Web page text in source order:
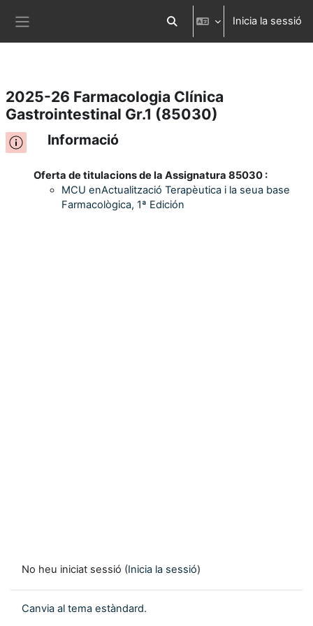
Ves al contingut principal Commuta l'entrada de la cerca
Inicia la sessió
2025-26 Farmacologia Clínica
Gastrointestinal Gr.1 (85030)
Informació
Oferta de titulacions de la Assignatura 85030 :
MCU enActualització Terapèutica i la seua base
Farmacològica, 1ª Edición
No heu iniciat sessió (Inicia la sessió)
Canvia al tema estàndard.